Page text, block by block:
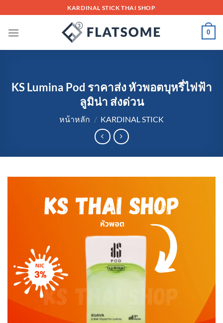
to
content
KARDINAL STICK THAI SHOP
0
KS Lumina Pod ราคาส่ง หัวพอตบุหรี่ไฟฟ้า
ลูมิน่า ส่งด่วน
หน้าหลัก / KARDINAL STICK